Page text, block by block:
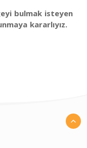
bulmak isteyen
kararlıyız.